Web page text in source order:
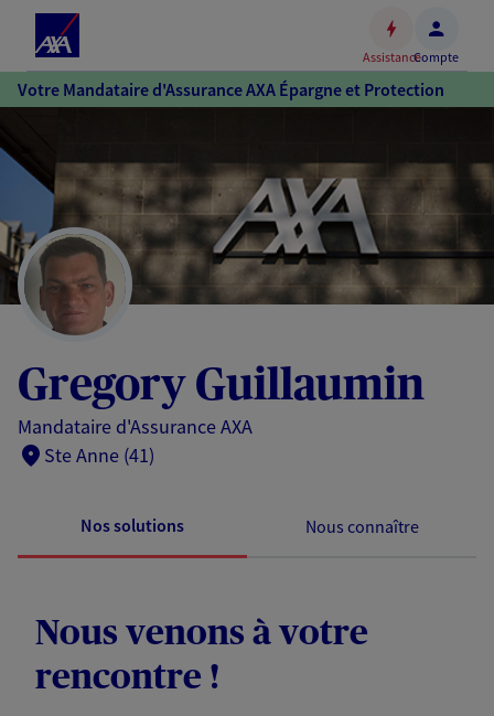
Accéder
au
Accéder
au
pied
de
page
AssistanceCompte
Votre Mandataire d'Assurance AXA Épargne et Protection
Gregory Guillaumin
Mandataire d'Assurance AXA
Ste Anne (41)
Nos solutions Nous connaître
Nous venons à votre
rencontre !